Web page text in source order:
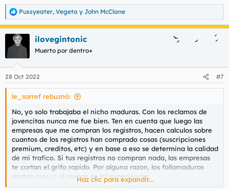
R
e
a
c
e
s
Pussyeater, Vegeta y John McClane
ilovegintonic
Muerto por dentro+
28 Oct 2022 #7
le_sarref rebuznó:
No, yo solo trabajaba el nicho maduras. Con los reclamos de
jovencitas nunca me fue bien. Ten en cuenta que luego las
empresas que me compran los registros, hacen calculos sobre
cuantos de los registros han comprado cosas (suscripciones
premium, creditos, etc) y en base a eso se determina la calidad
de mi trafico. Si tus registros no compran nada, las empresas
te cortan el grifo rapido. Por alguna razon, los follamaduras
gastan mas, o al menos es mi experiencia.
Haz clic para expandir...